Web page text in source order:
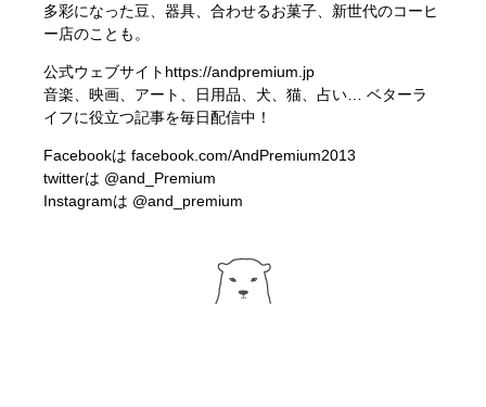
多彩になった豆、器具、合わせるお菓子、新世代のコーヒ
ー店のことも。
公式ウェブサイト https://andpremium.jp
音楽、映画、アート、日用品、犬、猫、占い… ベターラ
イフに役立つ記事を毎日配信中！
Facebookはfacebook.com/AndPremium2013
twitterは @and_Premium
Instagramは @and_premium